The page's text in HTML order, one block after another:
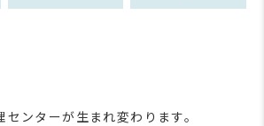
ンターが生まれ変わります。